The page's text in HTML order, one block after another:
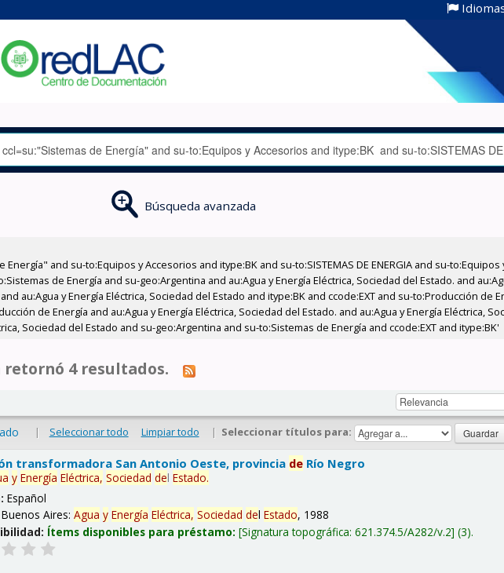
Búsqueda avanzada
and su-to:Equipos y Accesorios and itype:BK and su-to:SISTEMAS DE ENERGIA and su-
de Energía and su-geo:Argentina and au:Agua y Energía Eléctrica, Sociedad del Estado. and
au:Agua y Energía Eléctrica, Sociedad del Estado and itype:BK and ccode:EXT and su-to:Producción de
de Energía and au:Agua y Energía Eléctrica, Sociedad del Estado. and au:Agua y Energía Eléctrica,
Sociedad del Estado and su-geo:Argentina and su-to:Sistemas de Energía and ccode:EXT and itype:BK'
retornó 4 resultados.
| Seleccionar todo Limpiar todo | Seleccionar títulos para:
transformadora San Antonio Oeste, provincia de Río Negro
y Energía Eléctrica, Sociedad delEstado.
Español
Buenos Aires:Agua y Energía Eléctrica, Sociedad delEstado, 1988
Ítems disponibles para préstamo: Signatura topográfica:621.374.5/A282/v.2 (3).